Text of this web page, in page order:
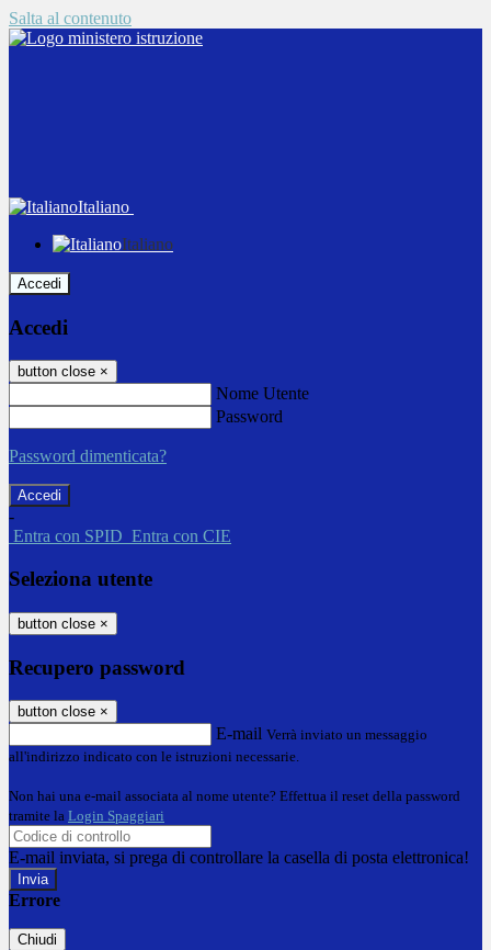
Salta al contenuto
Italiano
Italiano
Accedi
Accedi
button close ×
Nome Utente
Password
Password dimenticata?
-
Entra con SPID Entra con CIE
Seleziona utente
button close ×
Recupero password
button close ×
E-mail Verrà inviato un messaggio
all'indirizzo indicato con le istruzioni necessarie.
Non hai una e-mail associata al nome utente? Effettua il reset della password
tramite la Login Spaggiari
E-mail inviata, si prega di controllare la casella di posta elettronica!
Errore
Chiudi